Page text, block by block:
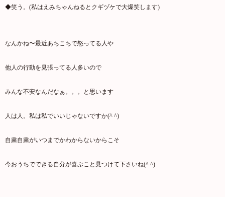
◆笑う。(私はえみちゃんねるとクギヅケで大爆笑します)
なんかね〜最近あちこちで怒ってる人や
他人の行動を見張ってる人多いので
みんな不安なんだなぁ。。。と思います
人は人。私は私でいいじゃないですか(^ ^)
自粛自粛がいつまでかわからないからこそ
今おうちでできる自分が喜ぶこと見つけて下さいね(^ ^)